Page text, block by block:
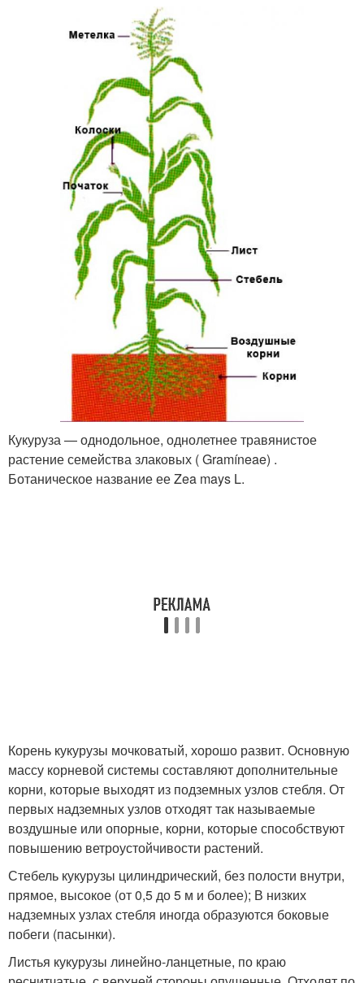
Кукуруза — однодольное, однолетнее травянистое
растение семейства злаковых ( Gramíneae) .
Ботаническое название ее Zea mays L.
Корень кукурузы мочковатый, хорошо развит. Основную
массу корневой системы составляют дополнительные
корни, которые выходят из подземных узлов стебля. От
первых надземных узлов отходят так называемые
воздушные или опорные, корни, которые способствуют
повышению ветроустойчивости растений.
Стебель кукурузы цилиндрический, без полости внутри,
прямое, высокое (от 0,5 до 5 м и более); В низких
надземных узлах стебля иногда образуются боковые
побеги (пасынки).
Листья кукурузы линейно-ланцетные, по краю